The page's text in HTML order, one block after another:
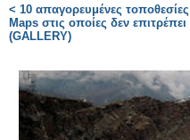
< 10 απαγορευμένες
Maps στις οποίες δεν
(GALLERY)